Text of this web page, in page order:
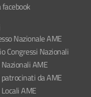
facebook
Nazionale AME
Congressi Nazionali
AME
da AME
AME